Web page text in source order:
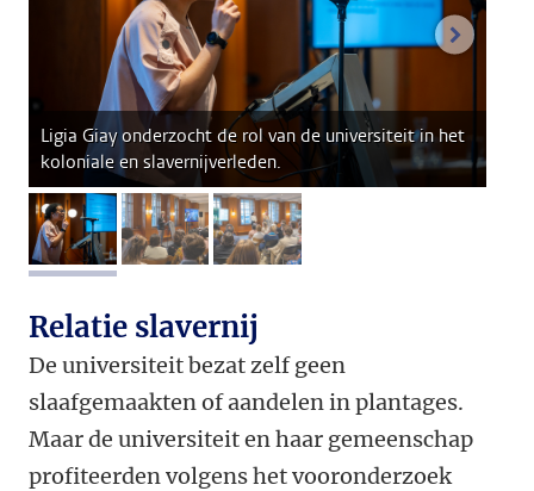
Ligia Giay onderzocht de rol van de universiteit in het
koloniale en slavernijverleden.
afbeelding 1afbeelding 2afbeelding 3
Relatie slavernij
De universiteit bezat zelf geen
slaafgemaakten of aandelen in plantages.
Maar de universiteit en haar gemeenschap
profiteerden volgens het vooronderzoek